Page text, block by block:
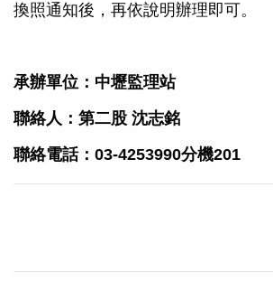
換照通知後，再依說明辦理即可。
承辦單位：中壢監理站
聯絡人：第二股 沈志銘
聯絡電話：03-4253990分機201